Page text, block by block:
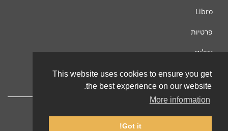
This website uses cookies to ensure you get
the best experience on our website.
More information
Got it!
Libro
פרטיות
נהלים
צור קשר